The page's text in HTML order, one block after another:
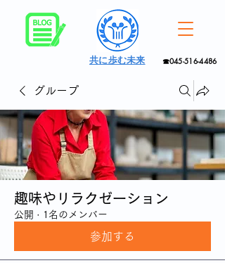
☎045-516-4486
共に歩む未来
グループ
趣味やリラクゼーション
公開 · 1名のメンバー
参加する